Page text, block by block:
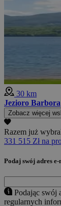
30 km
Jezioro Barbora
Zobacz więcej
Razem już
331 515 Zł na
Podaj swój adres
Podając swój
regularnych